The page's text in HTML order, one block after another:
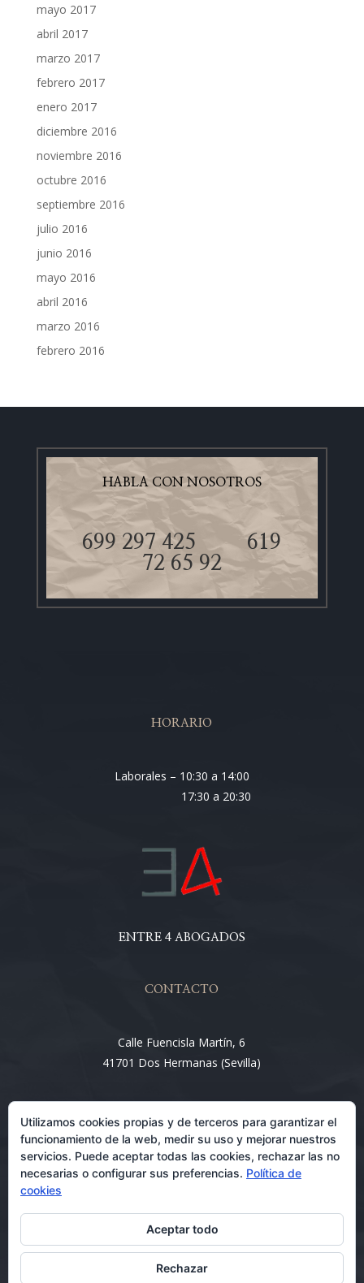
mayo 2017
abril 2017
marzo 2017
febrero 2017
enero 2017
diciembre 2016
noviembre 2016
octubre 2016
septiembre 2016
julio 2016
junio 2016
mayo 2016
abril 2016
marzo 2016
febrero 2016
HABLA CON NOSOTROS
699 297 425619
72 65 92
HORARIO
Laborales – 10:30 a 14:00
17:30 a 20:30
ENTRE 4 ABOGADOS
CONTACTO
Calle Fuencisla Martín, 6
41701 Dos Hermanas (Sevilla)
Email:
info@entre4abogados.com
Utilizamos cookies propias y de terceros para garantizar el
funcionamiento de la web, medir su uso y mejorar nuestros
servicios. Puede aceptar todas las cookies, rechazar las no
necesarias o configurar sus preferencias. Política de
cookies
Aceptar todo
Rechazar